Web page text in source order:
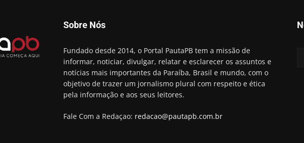
Sobre Nós
Fundado desde 2014, o Portal PautaPB tem a missão de
informar, noticiar, divulgar, relatar e esclarecer os assuntos e
notícias mais importantes da Paraíba, Brasil e mundo, com o
objetivo de trazer um jornalismo plural com respeito e ética
pela informação e aos seus leitores.
Fale Com a Redaçao: redacao@pautapb.com.br